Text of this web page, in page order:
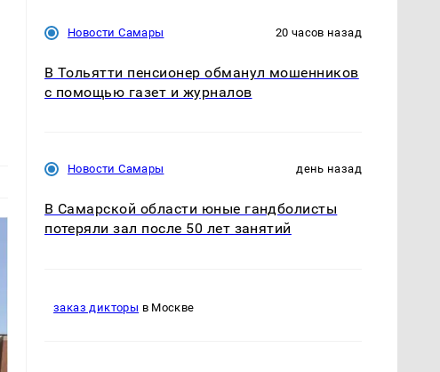
Новости Самары 20 часов назад
В Тольятти пенсионер обманул мошенников
с помощью газет и журналов
Новости Самары день назад
В Самарской области юные гандболисты
потеряли зал после 50 лет занятий
заказ дикторы в Москве